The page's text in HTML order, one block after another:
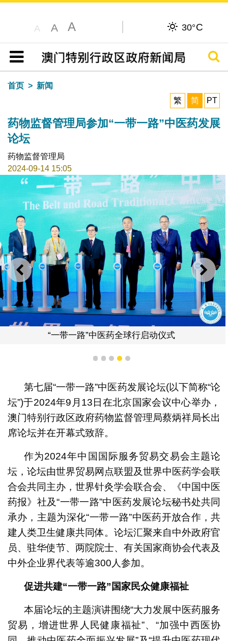
A A A 30°C
目录
搜寻
首页
新闻
繁
简 PT
药物监督管理局参加“一带一路”中医药发展
论坛
药物监督管理局
2024-09-14 15:05
上一则 下一
“一带一路”中医药全球行启动仪式
1 2 3 4 5
第七届“一带一路”中医药发展论坛(以下简称“论
坛”)于2024年9月13日在北京国家会议中心举办，
澳门特别行政区政府药物监督管理局蔡炳祥局长出
席论坛并在开幕式致辞。
作为2024年中国国际服务贸易交易会主题论
坛，论坛由世界贸易网点联盟及世界中医药学会联
合会共同主办，世界针灸学会联合会、《中国中医
药报》社及“一带一路”中医药发展论坛秘书处共同
承办，主题为深化“一带一路”中医药开放合作，共
建人类卫生健康共同体。论坛汇聚来自中外政府官
员、驻华使节、两院院士、有关国家商协会代表及
中外企业界代表等逾300人参加。
促进共建“一带一路”国家民众健康福祉
本届论坛的主题演讲围绕“大力发展中医药服务
贸易，增进世界人民健康福祉”、“加强中西医协